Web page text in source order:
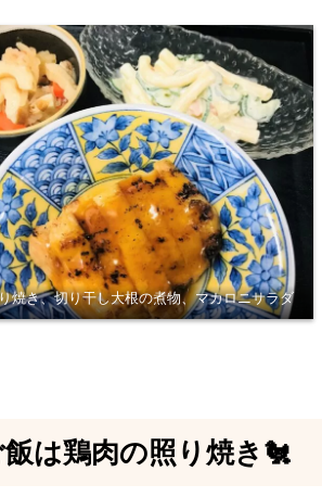
焼き、切り干し大根の煮物、マカロニサラダ
は鶏肉の照り焼き🐔